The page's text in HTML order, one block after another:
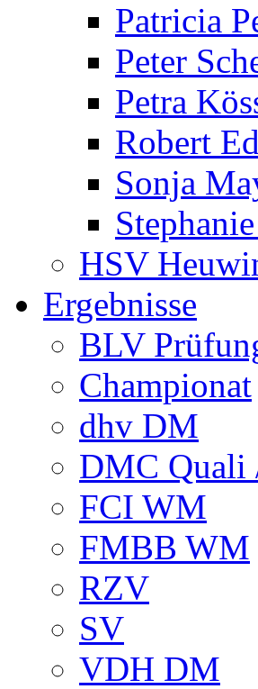
Patricia
Peter
Petra
Robert
Sonja
HSV
Ergebnisse
BLV
Championat
dhv DM
DMC Quali
FCI WM
FMBB WM
RZV
SV
VDH DM